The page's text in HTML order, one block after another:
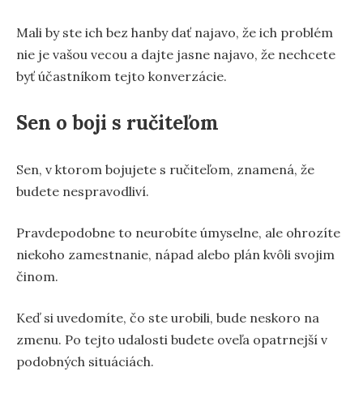
Mali by ste ich bez hanby dať najavo, že ich problém
nie je vašou vecou a dajte jasne najavo, že nechcete
byť účastníkom tejto konverzácie.
Sen o boji s ručiteľom
Sen, v ktorom bojujete s ručiteľom, znamená, že
budete nespravodliví.
Pravdepodobne to neurobíte úmyselne, ale ohrozíte
niekoho zamestnanie, nápad alebo plán kvôli svojim
činom.
Keď si uvedomíte, čo ste urobili, bude neskoro na
zmenu. Po tejto udalosti budete oveľa opatrnejší v
podobných situáciách.